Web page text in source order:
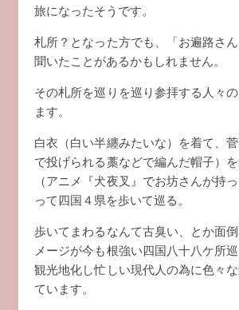
旅になったそうです。
札所？となった方でも、「お遍路さ
聞いたことがあるかもしれません。
その札所を巡りを巡り参拝する人々
ます。
白衣（白い半纏みたいな）を着て、
で投げられる藁などで編んだ帽子）
（アニメ『犬夜叉』でお坊さんが持
って四国４県を歩いて巡る。
歩いてまわるなんて古臭い、とか面
メージが今も根強い四国八十八ケ所
観光地化し忙しい現代人の為に色々
ています。